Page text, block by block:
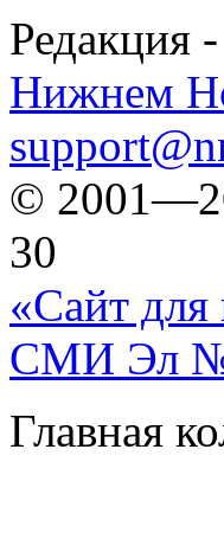
Редакция -
Нижнем
©
30
«Сайт для
СМИ Эл №
Главная